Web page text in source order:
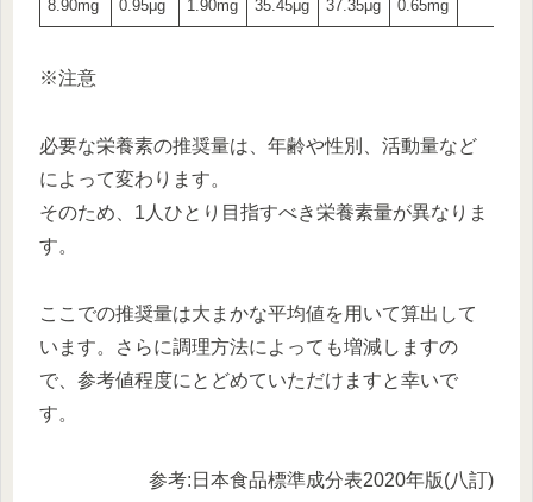
8.90mg 0.95μg 1.90mg 35.45μg 37.35μg 0.65mg
※注意
必要な栄養素の推奨量は、年齢や性別、活動量など
によって変わります。
そのため、1人ひとり目指すべき栄養素量が異なりま
す。
ここでの推奨量は大まかな平均値を用いて算出して
います。さらに調理方法によっても増減しますの
で、参考値程度にとどめていただけますと幸いで
す。
参考:日本食品標準成分表2020年版(八訂)